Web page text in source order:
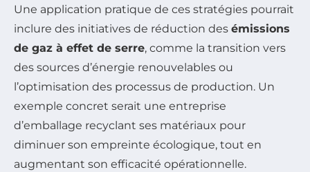
Une application pratique de ces stratégies pourrait
inclure des initiatives de réduction des émissions
de gaz à effet de serre, comme la transition vers
des sources d’énergie renouvelables ou
l’optimisation des processus de production. Un
exemple concret serait une entreprise
d’emballage recyclant ses matériaux pour
diminuer son empreinte écologique, tout en
augmentant son efficacité opérationnelle.